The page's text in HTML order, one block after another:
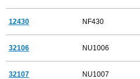
12430 NF430
32106 NU1006
32107 NU1007